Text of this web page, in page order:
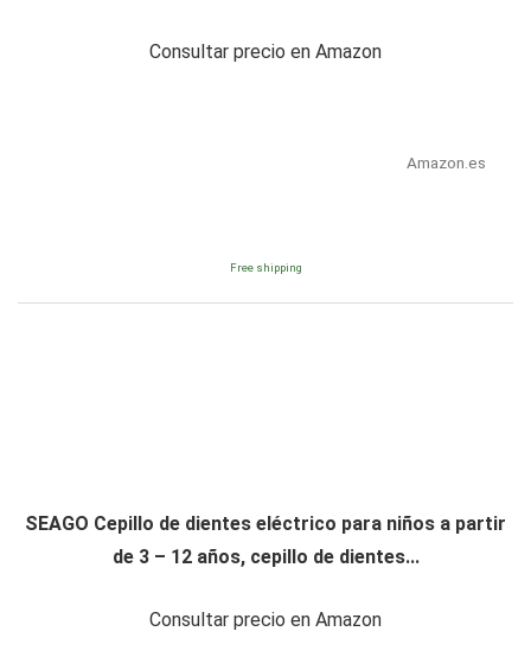
Consultar precio en Amazon
Amazon.es
Free shipping
SEAGO Cepillo de dientes eléctrico para niños a partir
de 3 – 12 años, cepillo de dientes...
Consultar precio en Amazon